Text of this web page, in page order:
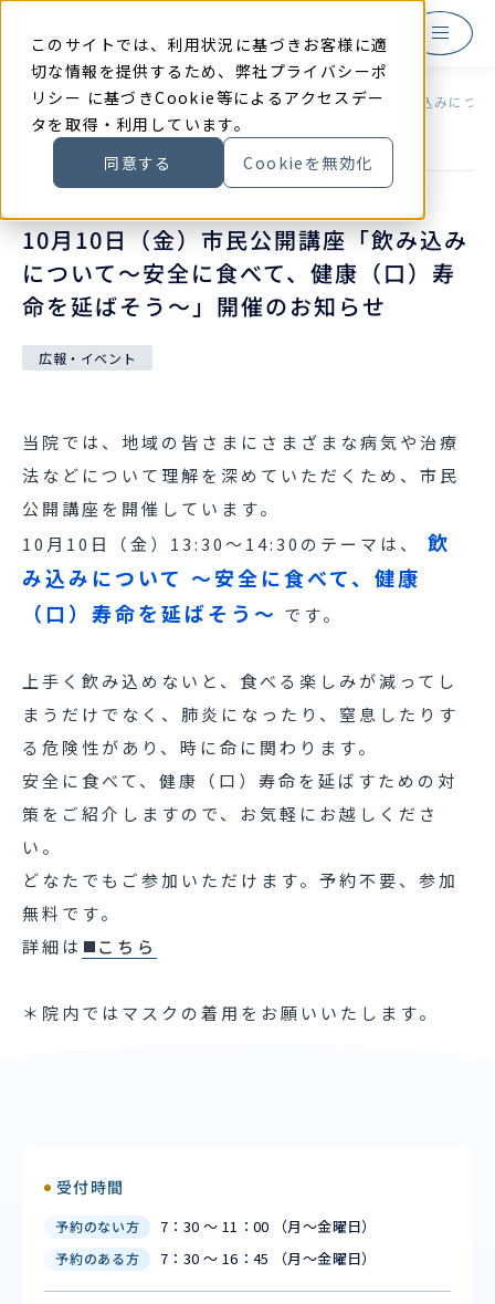
このサイトでは、利用状況に基づきお客様に適
切な情報を提供するため、弊社プライバシーポ
リシー に基づきCookie等によるアクセスデー
タを取得・利用しています。
同意する
Cookieを無効化
本
TOP お知らせ 10月10日（金）市民公開講座「飲み込みにつ
10月10日（金）市民公開講座「飲み込み
について～安全に食べて、健康（口）寿
命を延ばそう～」開催のお知らせ
広報・イベント
当院では、地域の皆さまにさまざまな病気や治療
法などについて理解を深めていただくため、市民
公開講座を開催しています。
10月10日（金）13:30～14:30のテーマは、
飲
み込みについて ～安全に食べて、健康
（口）寿命を延ばそう～ です。
上手く飲み込めないと、食べる楽しみが減ってし
まうだけでなく、肺炎になったり、窒息したりす
る危険性があり、時に命に関わります。
安全に食べて、健康（口）寿命を延ばすための対
策をご紹介しますので、お気軽にお越しくださ
い。
どなたでもご参加いただけます。予約不要、参加
無料です。
詳細は
こちら
＊院内ではマスクの着用をお願いいたします。
受付時間
予約のない方 7：30 ～ 11：00 （月〜金曜日）
予約のある方 7：30 ～ 16：45 （月〜金曜日）